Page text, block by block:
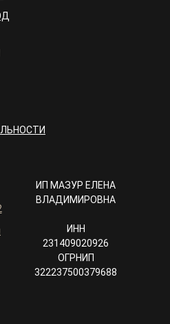
ИП МАЗУР ЕЛЕНА
ВЛАДИМИРОВНА
ИНН
231409020926
ОГРНИП
322237500379688